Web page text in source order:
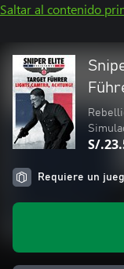
Saltar al contenido
S/
Requiere un